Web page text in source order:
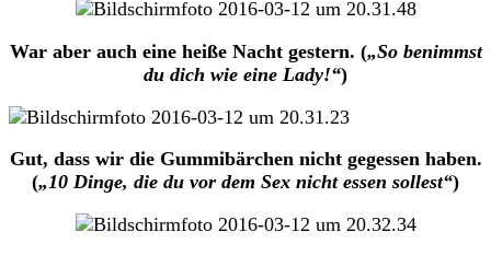
War aber auch eine heiße Nacht gestern. („So benimmst
du dich wie eine Lady!“)
Gut, dass wir die Gummibärchen nicht gegessen haben.
(„10 Dinge, die du vor dem Sex nicht essen sollest“)